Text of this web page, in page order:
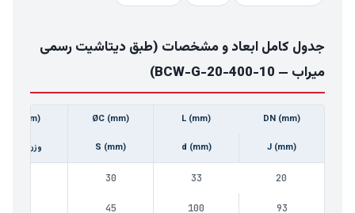
جدول کامل ابعاد و مشخصات (طبق دیتاشیت رسمی
میراب — BCW-G-20-400-10)
DN (mm)
L (mm)
ØC (mm)
Z (mm)
J (mm)
d (mm)
S (mm) وزن (kg)
20
33
30
93
100
45